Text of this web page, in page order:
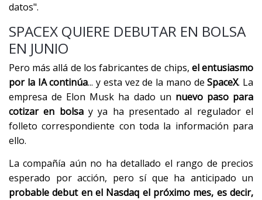
datos".
SPACEX QUIERE DEBUTAR EN BOLSA
EN JUNIO
Pero más allá de los fabricantes de chips, el entusiasmo
por la IA continúa... y esta vez de la mano deSpaceX. La
empresa de Elon Musk ha dado un nuevo paso para
cotizar en bolsay ya ha presentado al regulador el
folleto correspondiente con toda la información para
ello.
La compañía aún no ha detallado el rango de precios
esperado por acción, pero sí que ha anticipado un
probable debut en el Nasdaq el próximo mes, es decir,